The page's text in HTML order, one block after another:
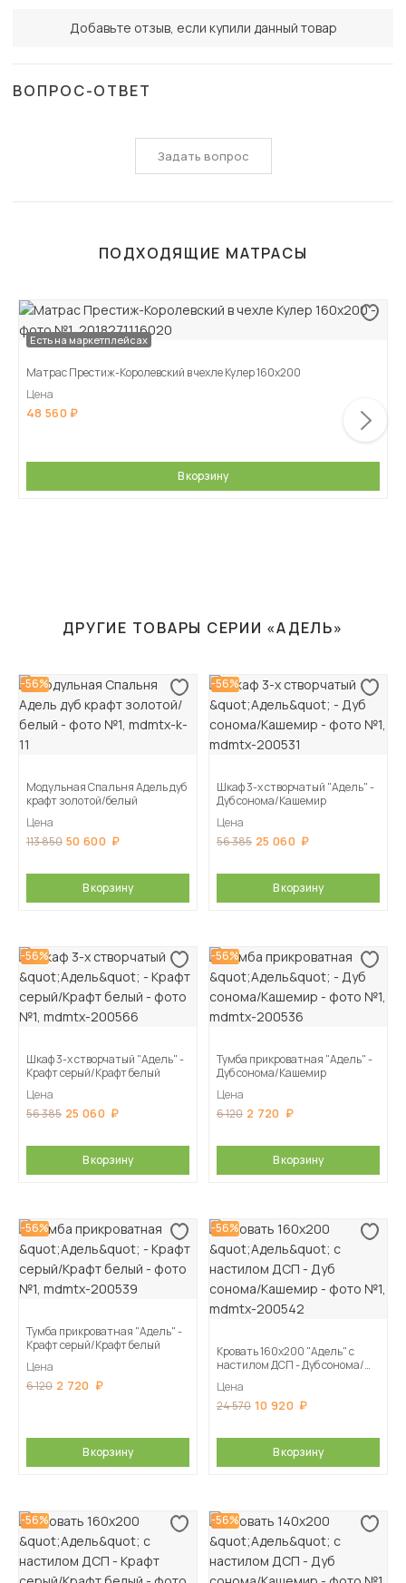
Добавьте отзыв, если купили данный товар
ВОПРОС-ОТВЕТ
Задать вопрос
ПОДХОДЯЩИЕ МАТРАСЫ
Есть на маркетплейсах
Матрас Престиж-Королевский в чехле Кулер 160х200
Цена
48 560
В корзину
ДРУГИЕ ТОВАРЫ СЕРИИ «АДЕЛЬ»
-56%
Модульная Спальня Адель дуб
крафт золотой/белый
Цена
113 850 50 600
В корзину
-56%
Шкаф 3-х створчатый "Адель" -
Дуб сонома/Кашемир
Цена
56 385 25 060
В корзину
-56%
Шкаф 3-х створчатый "Адель" -
Крафт серый/Крафт белый
Цена
56 385 25 060
В корзину
-56%
Тумба прикроватная "Адель" -
Дуб сонома/Кашемир
Цена
6 120 2 720
В корзину
-56%
Тумба прикроватная "Адель" -
Крафт серый/Крафт белый
Цена
6 120 2 720
В корзину
-56%
Кровать 160х200 "Адель" с
настилом ДСП - Дуб сонома/
Цена
24 570 10 920
В корзину
-56% -56%